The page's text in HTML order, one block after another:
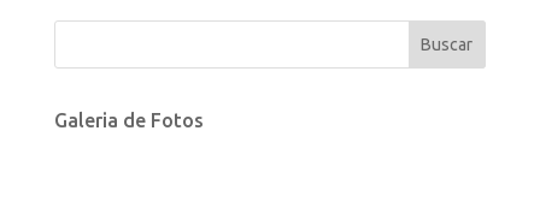
Galeria de Fotos